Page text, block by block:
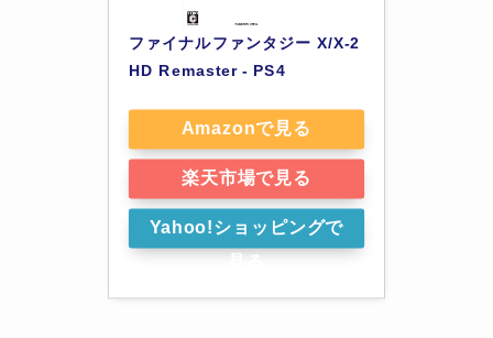
ファイナルファンタジー X/X-2
HD Remaster - PS4
Amazonで見る
楽天市場で見る
Yahoo!ショッピングで